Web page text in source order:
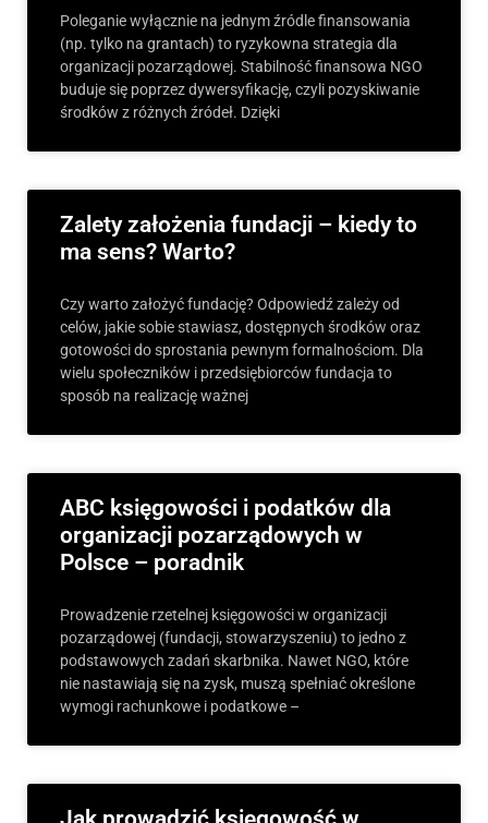
Poleganie wyłącznie na jednym źródle finansowania
(np. tylko na grantach) to ryzykowna strategia dla
organizacji pozarządowej. Stabilność finansowa NGO
buduje się poprzez dywersyfikację, czyli pozyskiwanie
środków z różnych źródeł. Dzięki
Zalety założenia fundacji – kiedy to
ma sens? Warto?
Czy warto założyć fundację? Odpowiedź zależy od
celów, jakie sobie stawiasz, dostępnych środków oraz
gotowości do sprostania pewnym formalnościom. Dla
wielu społeczników i przedsiębiorców fundacja to
sposób na realizację ważnej
ABC księgowości i podatków dla
organizacji pozarządowych w
Polsce – poradnik
Prowadzenie rzetelnej księgowości w organizacji
pozarządowej (fundacji, stowarzyszeniu) to jedno z
podstawowych zadań skarbnika. Nawet NGO, które
nie nastawiają się na zysk, muszą spełniać określone
wymogi rachunkowe i podatkowe –